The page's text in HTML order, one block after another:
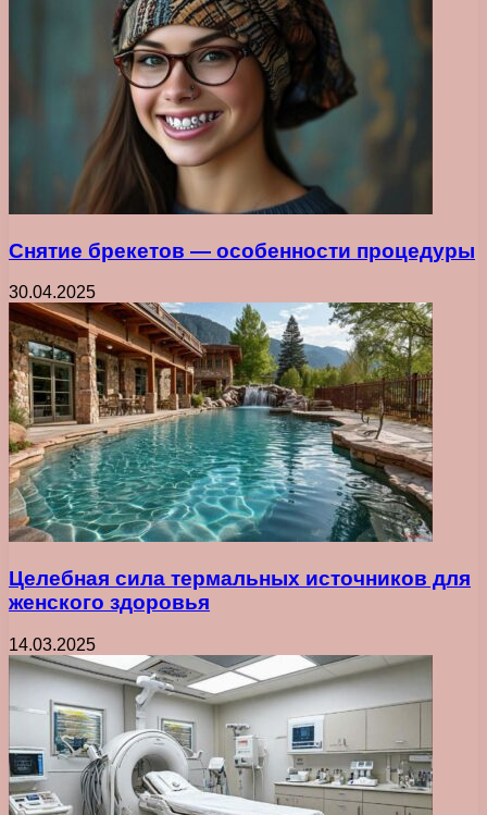
Снятие брекетов — особенности процедуры
30.04.2025
Целебная сила термальных источников для
женского здоровья
14.03.2025